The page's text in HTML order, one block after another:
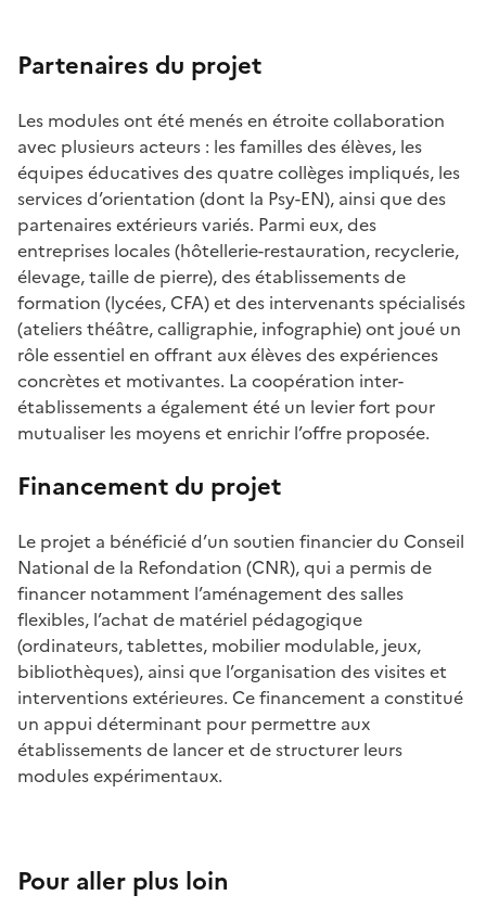
Partenaires du projet
Les modules ont été menés en étroite collaboration
avec plusieurs acteurs : les familles des élèves, les
équipes éducatives des quatre collèges impliqués, les
services d’orientation (dont la Psy-EN), ainsi que des
partenaires extérieurs variés. Parmi eux, des
entreprises locales (hôtellerie-restauration, recyclerie,
élevage, taille de pierre), des établissements de
formation (lycées, CFA) et des intervenants spécialisés
(ateliers théâtre, calligraphie, infographie) ont joué un
rôle essentiel en offrant aux élèves des expériences
concrètes et motivantes. La coopération inter-
établissements a également été un levier fort pour
mutualiser les moyens et enrichir l’offre proposée.
Financement du projet
Le projet a bénéficié d’un soutien financier du Conseil
National de la Refondation (CNR), qui a permis de
financer notamment l’aménagement des salles
flexibles, l’achat de matériel pédagogique
(ordinateurs, tablettes, mobilier modulable, jeux,
bibliothèques), ainsi que l’organisation des visites et
interventions extérieures. Ce financement a constitué
un appui déterminant pour permettre aux
établissements de lancer et de structurer leurs
modules expérimentaux.
Pour aller plus loin